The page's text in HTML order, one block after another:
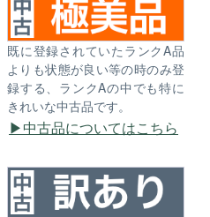
既に登録されていたランクA品
よりも状態が良い等の時のみ登
録する、ランクAの中でも特に
きれいな中古品です。
中古品についてはこちら